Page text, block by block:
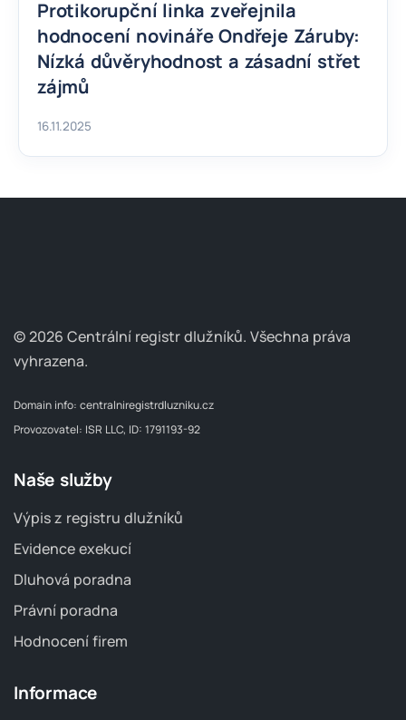
Protikorupční linka zveřejnila
hodnocení novináře Ondřeje Záruby:
Nízká důvěryhodnost a zásadní střet
zájmů
16.11.2025
© 2026 Centrální registr dlužníků. Všechna práva
vyhrazena.
Domain info: centralniregistrdluzniku.cz
Provozovatel: ISR LLC, ID: 1791193-92
Naše služby
Výpis z registru dlužníků
Evidence exekucí
Dluhová poradna
Právní poradna
Hodnocení firem
Informace